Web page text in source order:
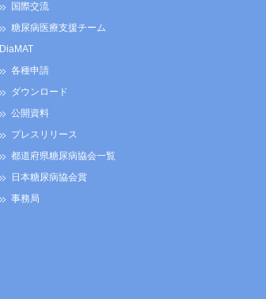
国際交流
糖尿病医療支援チーム
DiaMAT
各種申請
ダウンロード
公開資料
プレスリリース
都道府県糖尿病協会一覧
日本糖尿病協会賞
事務局